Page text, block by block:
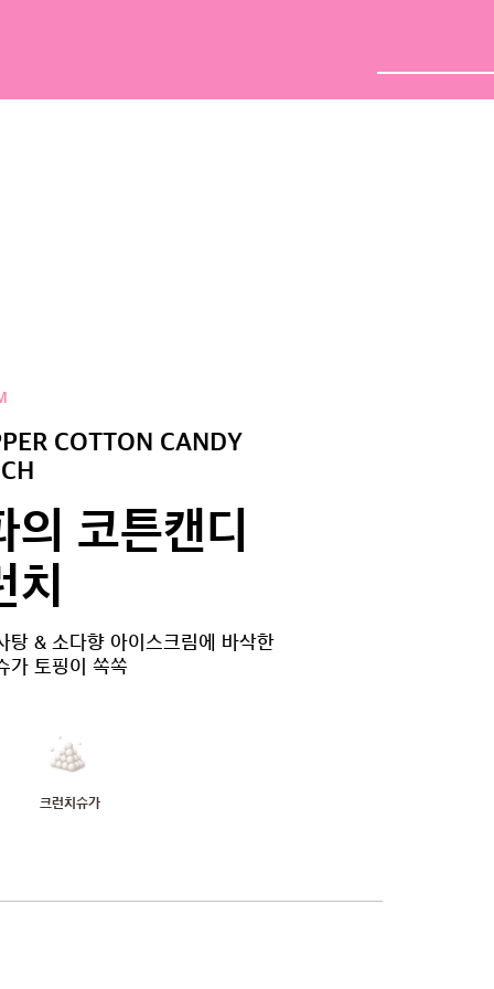
COTTON CANDY
의 코튼캔디
치
탕 & 소다향 아이스크림에 바삭한
가 토핑이 쏙쏙
크런치슈가